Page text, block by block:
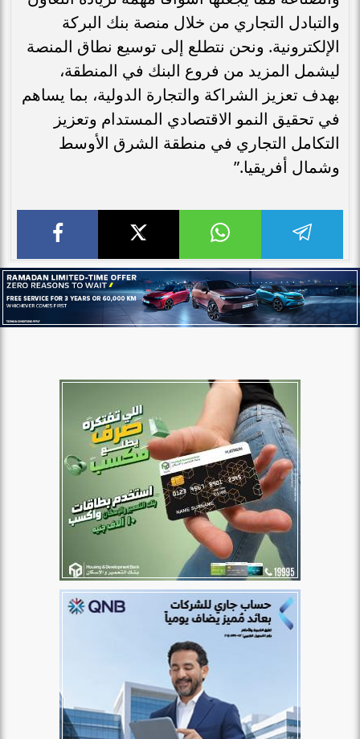
والتبادل التجاري من خلال منصة بنك البركة
الإلكترونية. ونحن نتطلع إلى توسيع نطاق المنصة
ليشمل المزيد من فروع البنك في المنطقة،
بهدف تعزيز الشراكة والتجارة الدولية، بما يساهم
في تحقيق النمو الاقتصادي المستدام وتعزيز
التكامل التجاري في منطقة الشرق الأوسط
وشمال أفريقيا.”